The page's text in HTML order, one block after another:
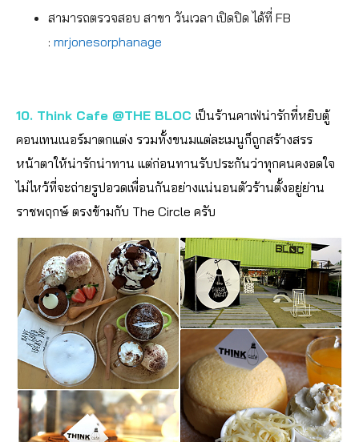
สามารถตรวจสอบ สาขา วันเวลา เปิดปิด ได้ที่ FB
: mrjonesorphanage
10. Think Cafe @THE BLOC เป็นร้านคาเฟ่น่ารักที่หยิบตู้
คอนเทนเนอร์มาตกแต่ง รวมทั้งขนมแต่ละเมนูก็ถูกสร้างสรร
หน้าตาให้น่ารักน่าทาน แต่ก่อนทานรับประกันว่าทุกคนคงอดใจ
ไม่ไหว้ที่จะถ่ายรูปอวดเพื่อนกันอย่างแน่นอนตัวร้านตั้งอยู่ย่าน
ราชพฤกษ์ ตรงข้ามกับ The Circle ครับ